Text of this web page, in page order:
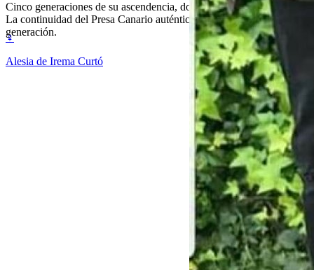
Cinco generaciones de su ascendencia, documentada y verificable.
La continuidad del Presa Canario auténtico, generación tras
generación.
♀
Alesia de Irema Curtó